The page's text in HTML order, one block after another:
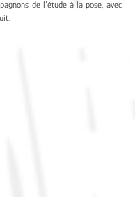
de l’étude à la pose, avec